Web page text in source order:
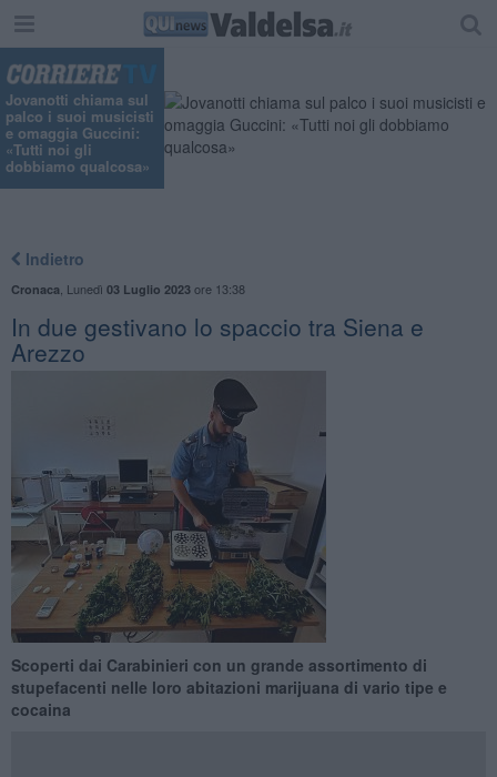
Jovanotti chiama sul
palco i suoi musicisti
e omaggia Guccini:
«Tutti noi gli
dobbiamo qualcosa»
Indietro
Cronaca Lunedì 03 Luglio 2023ore 13:38
In due gestivano lo spaccio tra Siena e
Arezzo
Scoperti dai Carabinieri con un grande assortimento di
stupefacenti nelle loro abitazioni marijuana di vario tipe e
cocaina